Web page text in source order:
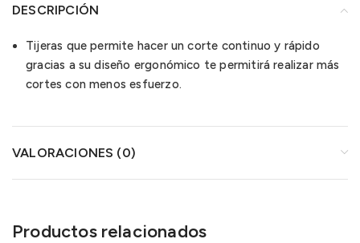
DESCRIPCIÓN
Tijeras que permite hacer un corte continuo y rápido
gracias a su diseño ergonómico te permitirá realizar más
cortes con menos esfuerzo.
VALORACIONES (0)
Productos relacionados